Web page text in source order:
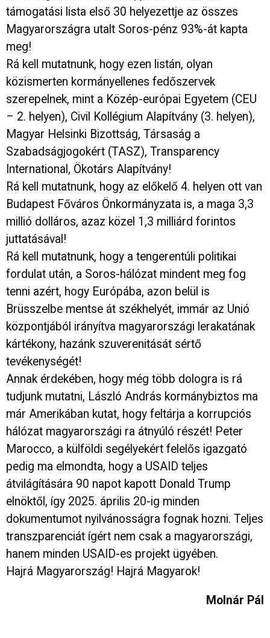
támogatási lista első 30 helyezettje az összes
Magyarországra utalt Soros-pénz 93%-át kapta
meg!
Rá kell mutatnunk, hogy ezen listán, olyan
közismerten kormányellenes fedőszervek
szerepelnek, mint a Közép-európai Egyetem (CEU
– 2. helyen), Civil Kollégium Alapítvány (3. helyen),
Magyar Helsinki Bizottság, Társaság a
Szabadságjogokért (TASZ), Transparency
International, Ökotárs Alapítvány!
Rá kell mutatnunk, hogy az előkelő 4. helyen ott van
Budapest Főváros Önkormányzata is, a maga 3,3
millió dolláros, azaz közel 1,3 milliárd forintos
juttatásával!
Rá kell mutatnunk, hogy a tengerentúli politikai
fordulat után, a Soros-hálózat mindent meg fog
tenni azért, hogy Európába, azon belül is
Brüsszelbe mentse át székhelyét, immár az Unió
központjából irányítva magyarországi lerakatának
kártékony, hazánk szuverenitását sértő
tevékenységét!
Annak érdekében, hogy még több dologra is rá
tudjunk mutatni, László András kormánybiztos ma
már Amerikában kutat, hogy feltárja a korrupciós
hálózat magyarországi ra átnyúló részét! Peter
Marocco, a külföldi segélyekért felelős igazgató
pedig ma elmondta, hogy a USAID teljes
átvilágítására 90 napot kapott Donald Trump
elnöktől, így 2025. április 20-ig minden
dokumentumot nyilvánosságra fognak hozni. Teljes
transzparenciát ígért nem csak a magyarországi,
hanem minden USAID-es projekt ügyében.
Hajrá Magyarország! Hajrá Magyarok!
Molnár Pál